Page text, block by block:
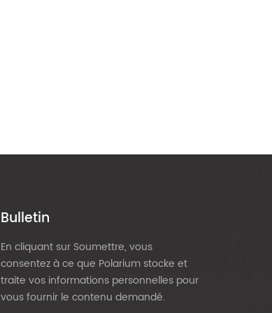
Bulletin
En cliquant sur Soumettre, vous
consentez à ce que Polarium stocke et
traite vos informations personnelles pour
vous fournir le contenu demandé.